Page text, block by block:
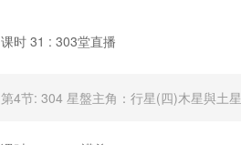
课时 31 : 303堂直播
第4节: 304 星盤主角：行星(四)木星與土星